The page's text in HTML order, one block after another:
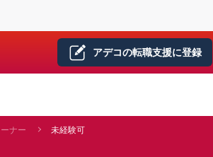
アデコの転職支援に登録
ナー 未経験可